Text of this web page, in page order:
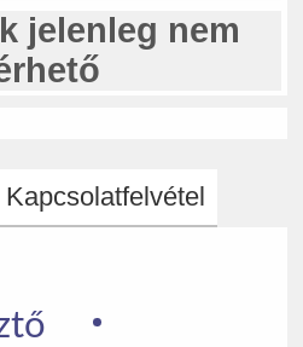
jelenleg nem
Kapcsolatfelvétel